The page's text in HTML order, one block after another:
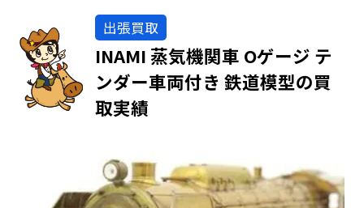
出張買取
INAMI 蒸気機関車 Oゲージ テ
ンダー車両付き 鉄道模型の買
取実績